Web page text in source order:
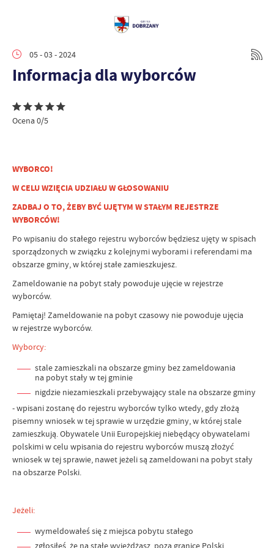
05 - 03 - 2024
Informacja dla wyborców
Ocena 0/5
WYBORCO!
W CELU WZIĘCIA UDZIAŁU W GŁOSOWANIU
ZADBAJ O TO, ŻEBY BYĆ UJĘTYM W STAŁYM REJESTRZE
WYBORCÓW!
Po wpisaniu do stałego rejestru wyborców będziesz ujęty w spisach
sporządzonych w związku z kolejnymi wyborami i referendami ma
obszarze gminy, w której stałe zamieszkujesz.
Zameldowanie na pobyt stały powoduje ujęcie w rejestrze
wyborców.
Pamiętaj! Zameldowanie na pobyt czasowy nie powoduje ujęcia
w rejestrze wyborców.
Wyborcy:
stale zamieszkali na obszarze gminy bez zameldowania
na pobyt stały w tej gminie
nigdzie niezamieszkali przebywający stale na obszarze gminy
- wpisani zostanę do rejestru wyborców tylko wtedy, gdy złożą
pisemny wniosek w tej sprawie w urzędzie gminy, w której stale
zamieszkują. Obywatele Unii Europejskiej niebędący obywatelami
polskimi w celu wpisania do rejestru wyborców muszą złożyć
wniosek w tej sprawie, nawet jeżeli są zameldowani na pobyt stały
na obszarze Polski.
Jeżeli:
wymeldowałeś się z miejsca pobytu stałego
zgłosiłeś, że na stałe wyjeżdżasz poza granice Polski